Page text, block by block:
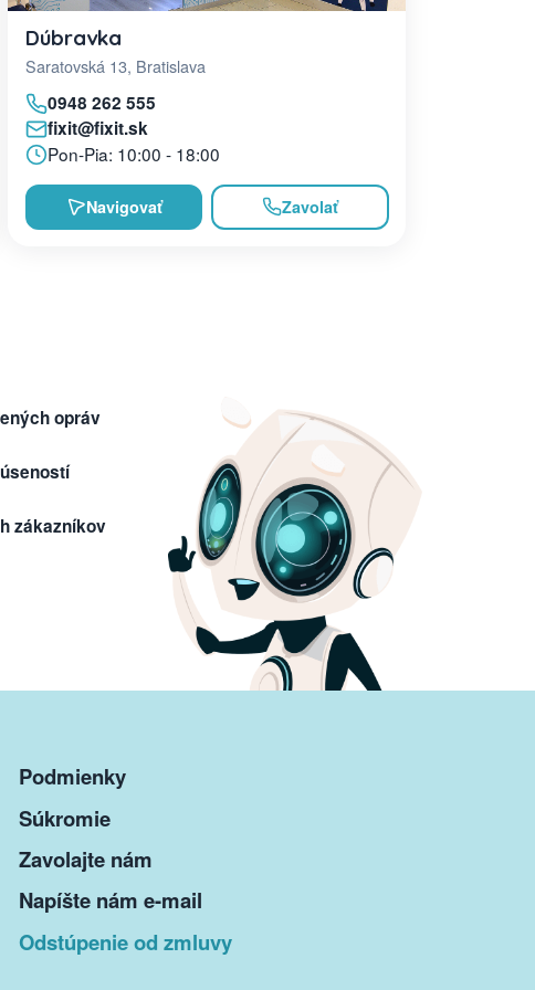
Dúbravka
Saratovská 13, Bratislava
0948 262 555
fixit@fixit.sk
Pon-Pia: 10:00 - 18:00
Navigovať Zavolať
opráv
zákazníkov
Podmienky
Súkromie
Zavolajte nám
Napíšte nám e-mail
Odstúpenie od zmluvy